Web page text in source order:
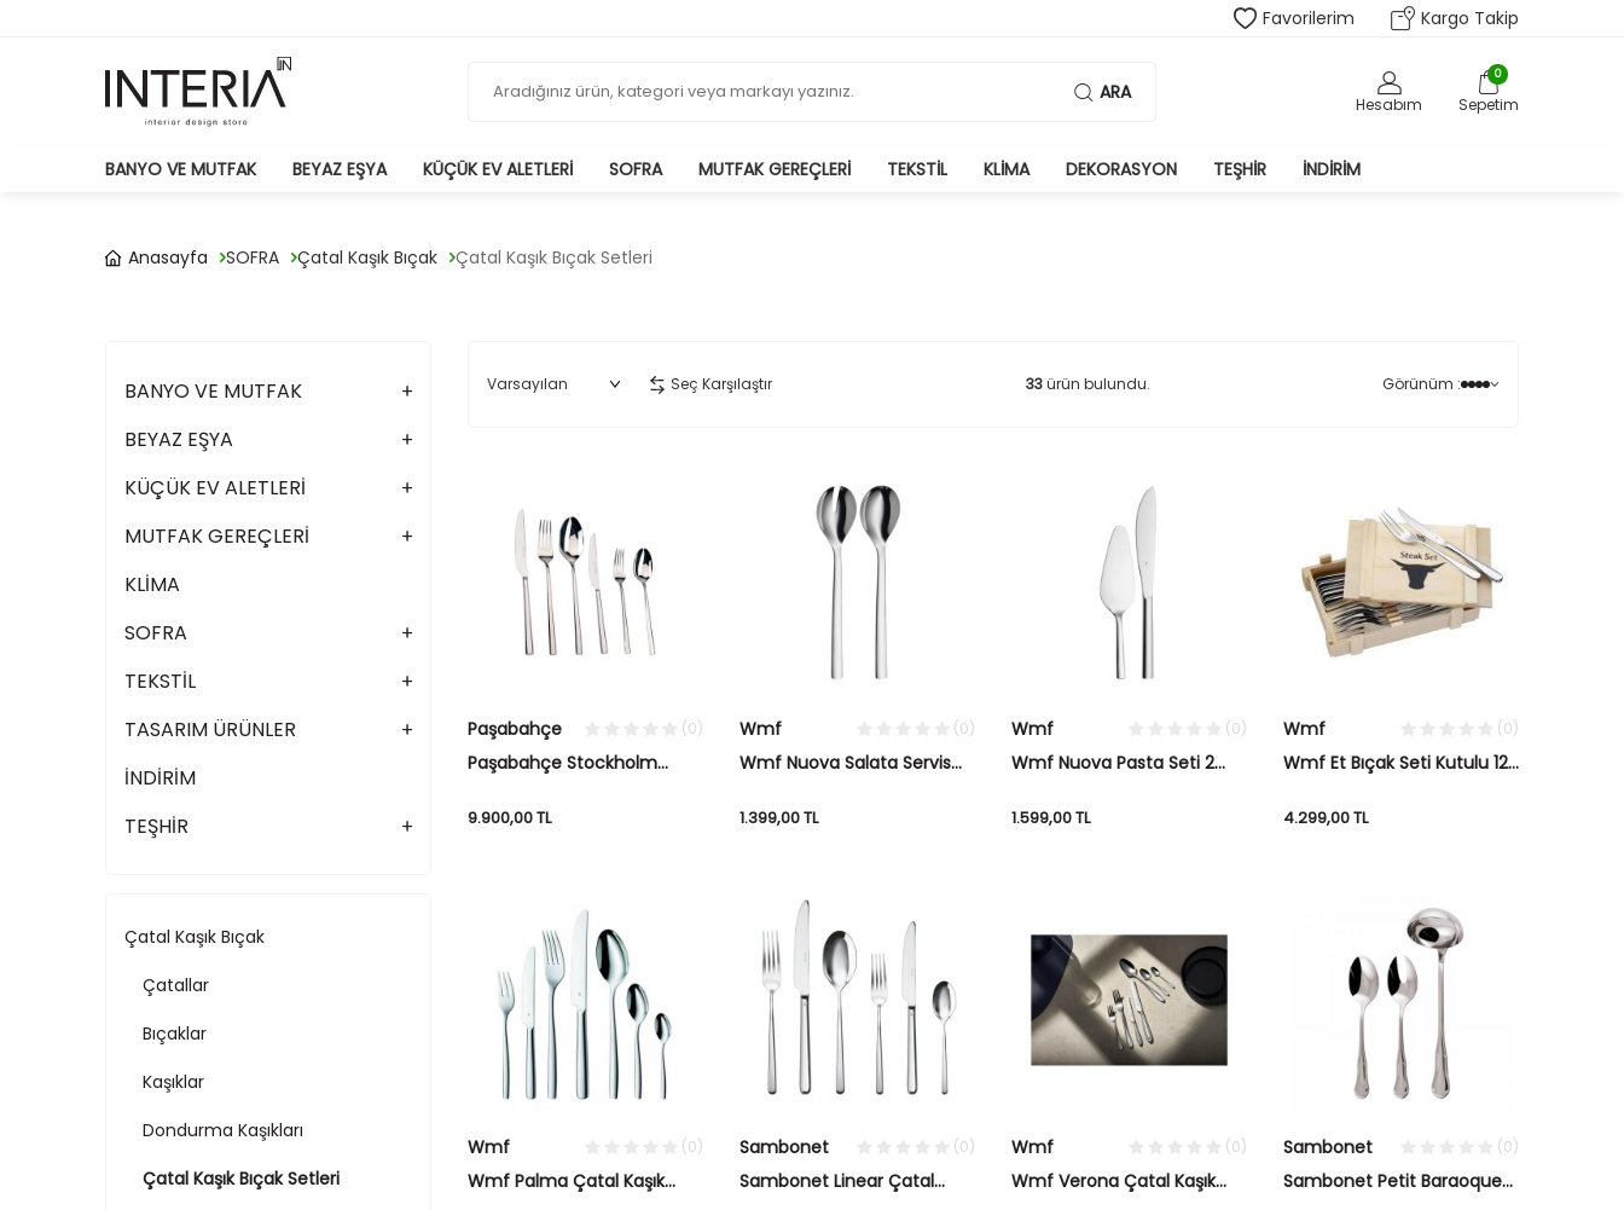
Favorilerim Kargo Takip
ARA Hesabım
0
Sepetim
BANYO VE MUTFAK BEYAZ EŞYA KÜÇÜK EV ALETLERI SOFRA MUTFAK GEREÇLERI TEKSTIL KLIMA DEKORASYON TEŞHIR İNDIRIM
Anasayfa SOFRA Çatal Kaşık Bıçak Çatal Kaşık Bıçak Setleri
Çatal Kaşık Bıçak Setleri
BANYO VE MUTFAK
BEYAZ EŞYA
KÜÇÜK EV ALETLERİ
MUTFAK GEREÇLERİ
KLİMA
SOFRA
TEKSTİL
TASARIM ÜRÜNLER
İNDİRİM
TEŞHİR
Çatal Kaşık Bıçak
Çatallar
Bıçaklar
Kaşıklar
Dondurma Kaşıkları
Çatal Kaşık Bıçak Setleri
Seç Karşılaştır 33ürün bulundu. Görünüm :
Paşabahçe (0)
Paşabahçe Stockholm
9.900,00TL
Wmf (0)
Wmf Nuova Salata Servis
1.399,00TL
Wmf (0)
Wmf Nuova Pasta Seti 2
1.599,00TL
Wmf (0)
Wmf Et Bıçak Seti Kutulu 12
4.299,00TL
Wmf (0)
Wmf Palma Çatal Kaşık
Sambonet (0)
Sambonet Linear Çatal
Wmf (0)
Wmf Verona Çatal Kaşık
Sambonet (0)
Sambonet Petit Baraoque